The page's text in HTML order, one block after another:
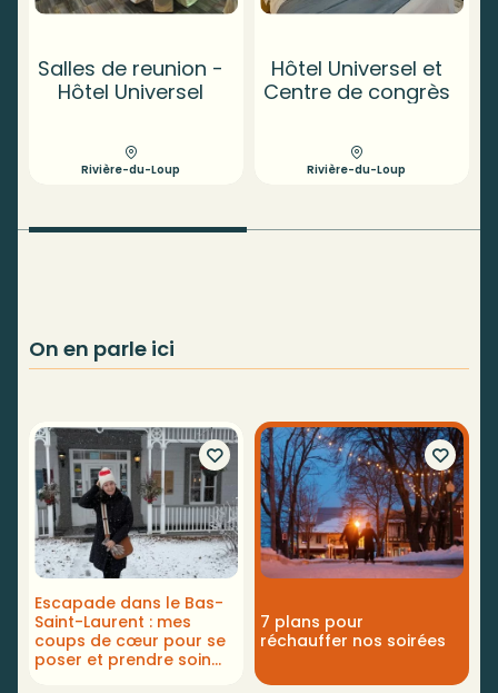
Salles de reunion -
Hôtel Universel
Rivière-du-Loup
Hôtel Universel et
Centre de congrès
Rivière-du-Loup
On en parle ici
Escapade dans le Bas-
Saint-Laurent : mes
coups de cœur pour se
poser et prendre soin
7 plans pour
réchauffer nos soirées